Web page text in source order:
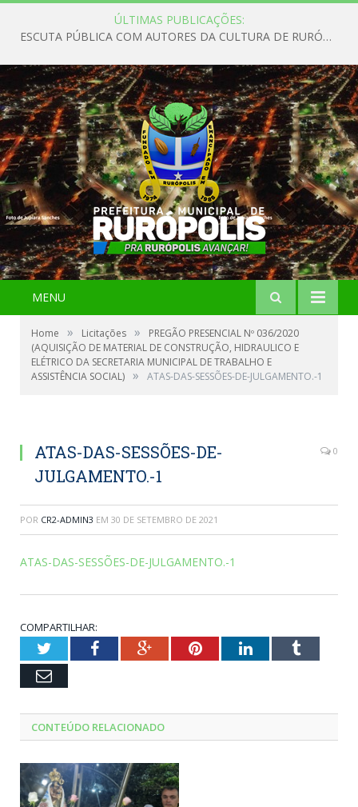
ÚLTIMAS PUBLICAÇÕES:
ESCUTA PÚBLICA COM AUTORES DA CULTURA DE RURÓPOLIS
MENU
Home » Licitações »
PREGÃO PRESENCIAL Nº 036/2020
(AQUISIÇÃO DE MATERIAL DE CONSTRUÇÃO, HIDRAULICO E
ELÉTRICO DA SECRETARIA MUNICIPAL DE TRABALHO E
ASSISTÊNCIA SOCIAL) » ATAS-DAS-SESSÕES-DE-JULGAMENTO.-1
ATAS-DAS-SESSÕES-DE-
JULGAMENTO.-1
0
POR CR2-ADMIN3 EM 30 DE SETEMBRO DE 2021
ATAS-DAS-SESSÕES-DE-JULGAMENTO.-1
COMPARTILHAR:
TwitterFacebookGoogle+PinterestLinkedInTumblr
Email
CONTEÚDO RELACIONADO